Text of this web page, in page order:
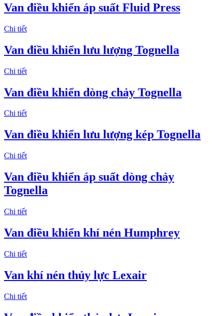
Van điều khiển áp suất Fluid Press
Chi tiết
Van điều khiển lưu lượng Tognella
Chi tiết
Van điều khiển dòng chảy Tognella
Chi tiết
Van điều khiển lưu lượng kép Tognella
Chi tiết
Van điều khiển áp suất dòng chảy
Tognella
Chi tiết
Van điều khiển khí nén Humphrey
Chi tiết
Van khí nén thủy lực Lexair
Chi tiết